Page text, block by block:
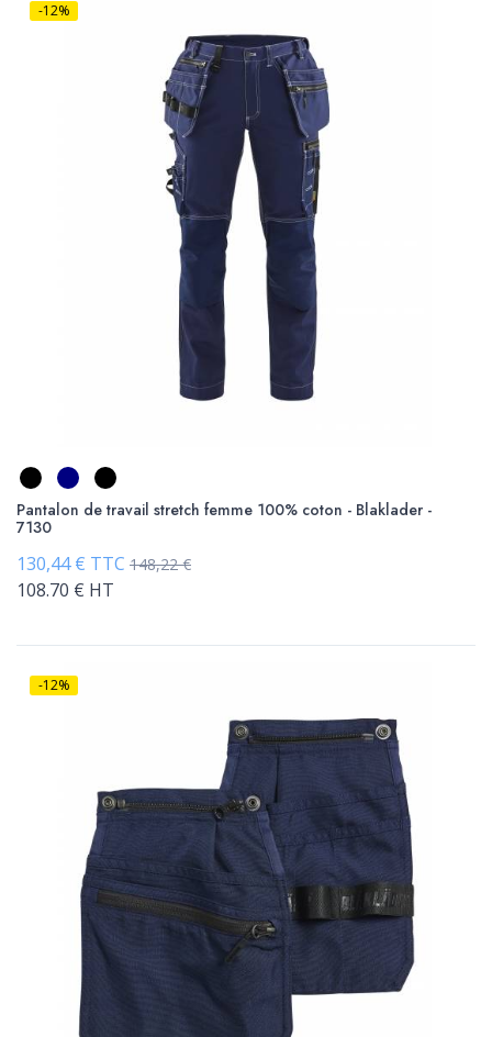
-12%
Pantalon de travail stretch femme 100% coton - Blaklader -
7130
130,44 € TTC 148,22 €
108.70 € HT
-12%